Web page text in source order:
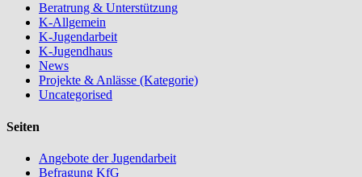
Beratrung & Unterstützung
K-Allgemein
K-Jugendarbeit
K-Jugendhaus
News
Projekte & Anlässe (Kategorie)
Uncategorised
Seiten
Angebote der Jugendarbeit
Befragung KfG